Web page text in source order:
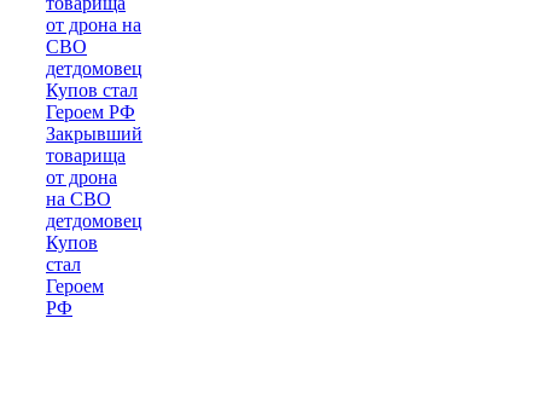
Закрывший
товарища
от дрона
на СВО
детдомовец
Купов
стал
Героем
РФ